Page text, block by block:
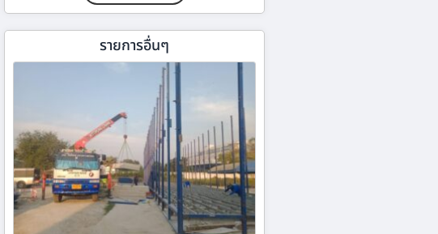
รายการอื่นๆ